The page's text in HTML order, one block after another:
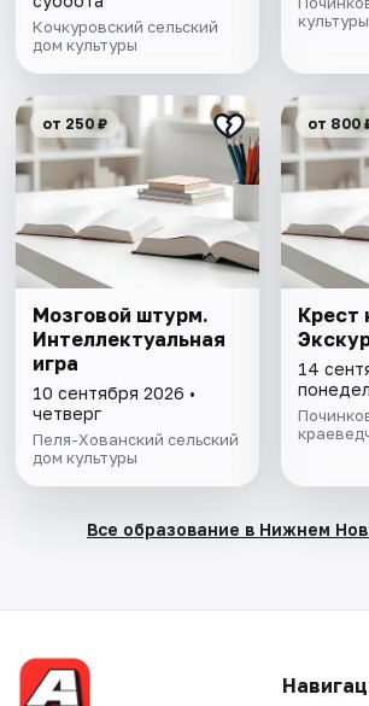
Кочкуровский сельский
дом культуры
культуры
от 250 ₽
Мозговой штурм.
Интеллектуальная
игра
10 сентября 2026 •
четверг
Пеля-Хованский сельский
дом культуры
от 800
Крест
14
Все образование в Нижнем